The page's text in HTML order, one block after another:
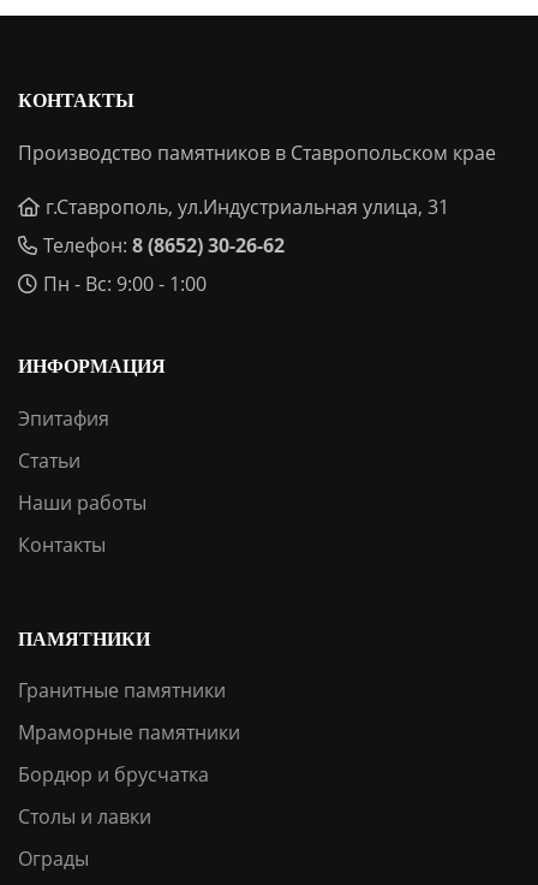
КОНТАКТЫ
Производство памятников в Ставропольском крае
г.Ставрополь, ул.Индустриальная улица, 31
Телефон: 8 (8652) 30-26-62
Пн - Вс: 9:00 - 1:00
ИНФОРМАЦИЯ
Эпитафия
Статьи
Наши работы
Контакты
ПАМЯТНИКИ
Гранитные памятники
Мраморные памятники
Бордюр и брусчатка
Столы и лавки
Ограды